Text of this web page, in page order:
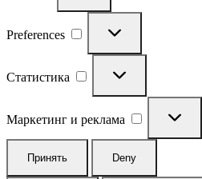
Preferences
Preferences
Статистика
Статистика
Маркетинг и реклама
Маркетинг
Принять Deny